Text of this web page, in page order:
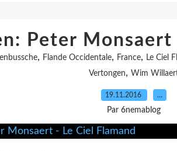
Peter Monsaert
, Flande Occidentale, France, Le Ciel
Vertongen, Wim
19.11.2016 …
Par 6nemablog